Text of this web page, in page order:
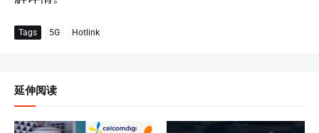
Tags 5G Hotlink
延伸阅读